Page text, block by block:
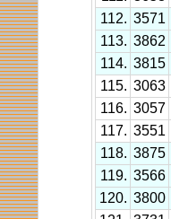
112. 3571
113. 3862
114. 3815
115. 3063
116. 3057
117. 3551
118. 3875
119. 3566
120. 3800